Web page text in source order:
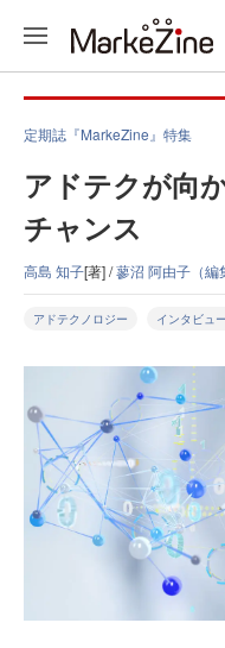
定期誌『MarkeZine』特集
アドテクが向
チャンス
高島 知子[著] /蓼沼 阿由子（編
アドテクノロジー インタビュ